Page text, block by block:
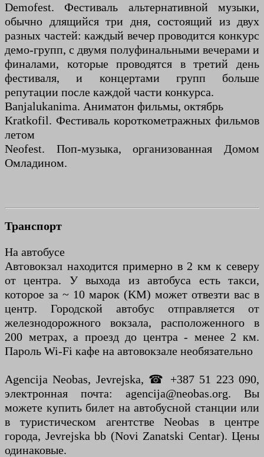
Demofest. Фестиваль альтернативной музыки,
обычно длящийся три дня, состоящий из двух
разных частей: каждый вечер проводится конкурс
демо-групп, с двумя полуфинальными вечерами и
финалами, которые проводятся в третий день
фестиваля, и концертами групп больше
репутации после каждой части конкурса.
Banjalukanima. Аниматон фильмы, октябрь
Kratkofil. Фестиваль короткометражных фильмов
летом
Neofest. Поп-музыка, организованная Домом
Омладином.
Транспорт
На автобусе
Автовокзал находится примерно в 2 км к северу
от центра. У выхода из автобуса есть такси,
которое за ~ 10 марок (KM) может отвезти вас в
центр. Городской автобус отправляется от
железнодорожного вокзала, расположенного в
200 метрах, а проезд до центра - менее 2 км.
Пароль Wi-Fi кафе на автовокзале необязательно
Agencija Neobas, Jevrejska, ☎ +387 51 223 090,
электронная почта: agencija@neobas.org. Вы
можете купить билет на автобусной станции или
в туристическом агентстве Neobas в центре
города, Jevrejska bb (Novi Zanatski Centar). Цены
одинаковые.